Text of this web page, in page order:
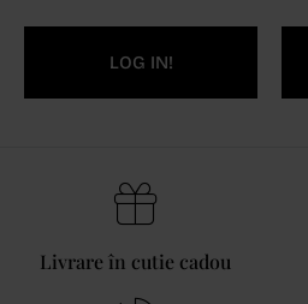
LOG IN!
Livrare în cutie cadou